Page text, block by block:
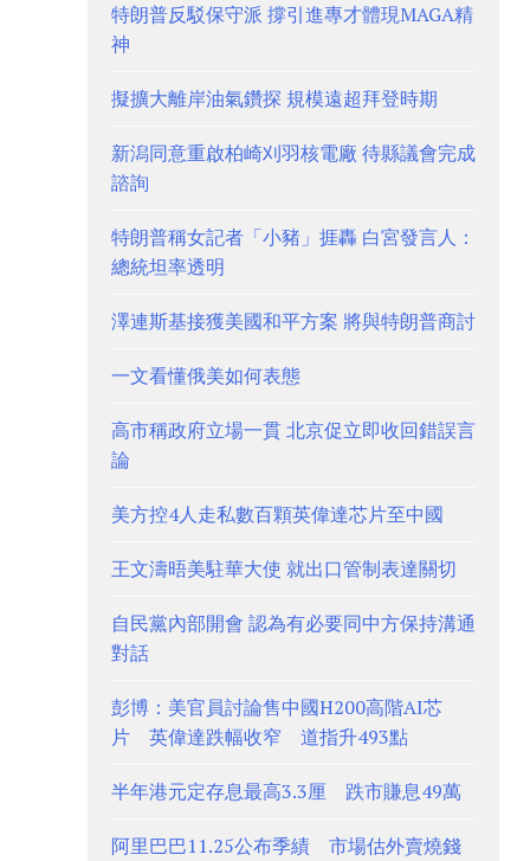
特朗普反駁保守派 撐引進專才體現MAGA精
神
擬擴大離岸油氣鑽探 規模遠超拜登時期
新潟同意重啟柏崎刈羽核電廠 待縣議會完成
諮詢
特朗普稱女記者「小豬」捱轟 白宮發言人：
總統坦率透明
澤連斯基接獲美國和平方案 將與特朗普商討
一文看懂俄美如何表態
高市稱政府立場一貫 北京促立即收回錯誤言
論
美方控4人走私數百顆英偉達芯片至中國
王文濤晤美駐華大使 就出口管制表達關切
自民黨內部開會 認為有必要同中方保持溝通
對話
彭博：美官員討論售中國H200高階AI芯
片 英偉達跌幅收窄 道指升493點
半年港元定存息最高3.3厘 跌市賺息49萬
阿里巴巴11.25公布季績 市場估外賣燒錢